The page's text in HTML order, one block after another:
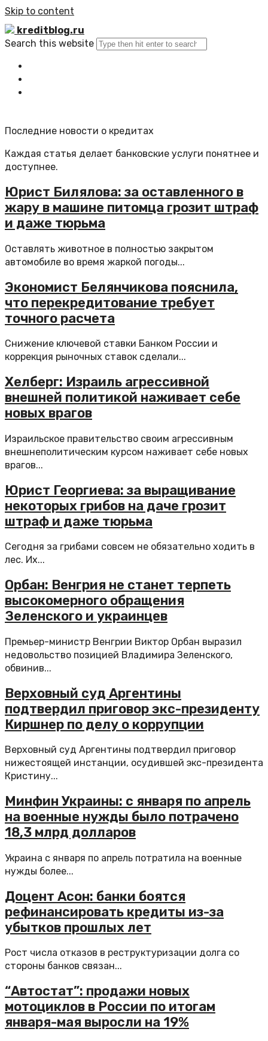
Skip to content
kreditblog.ru
Search this website
Последние новости о кредитах
Каждая статья делает банковские услуги понятнее и
доступнее.
Юрист Билялова: за оставленного в
жару в машине питомца грозит штраф
и даже тюрьма
Оставлять животное в полностью закрытом
автомобиле во время жаркой погоды...
Экономист Белянчикова пояснила,
что перекредитование требует
точного расчета
Снижение ключевой ставки Банком России и
коррекция рыночных ставок сделали...
Хелберг: Израиль агрессивной
внешней политикой наживает себе
новых врагов
Израильское правительство своим агрессивным
внешнеполитическим курсом наживает себе новых
врагов...
Юрист Георгиева: за выращивание
некоторых грибов на даче грозит
штраф и даже тюрьма
Сегодня за грибами совсем не обязательно ходить в
лес. Их...
Орбан: Венгрия не станет терпеть
высокомерного обращения
Зеленского и украинцев
Премьер-министр Венгрии Виктор Орбан выразил
недовольство позицией Владимира Зеленского,
обвинив...
Верховный суд Аргентины
подтвердил приговор экс-президенту
Киршнер по делу о коррупции
Верховный суд Аргентины подтвердил приговор
нижестоящей инстанции, осудившей экс-президента
Кристину...
Минфин Украины: с января по апрель
на военные нужды было потрачено
18,3 млрд долларов
Украина с января по апрель потратила на военные
нужды более...
Доцент Асон: банки боятся
рефинансировать кредиты из-за
убытков прошлых лет
Рост числа отказов в реструктуризации долга со
стороны банков связан...
“Автостат”: продажи новых
мотоциклов в России по итогам
января-мая выросли на 19%